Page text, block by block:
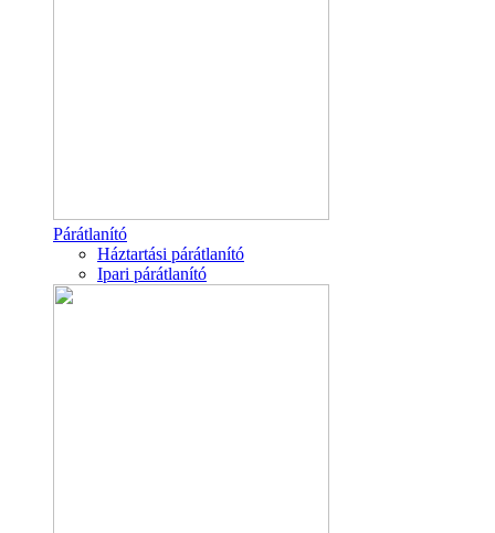
Párátlanító
Háztartási párátlanító
Ipari párátlanító